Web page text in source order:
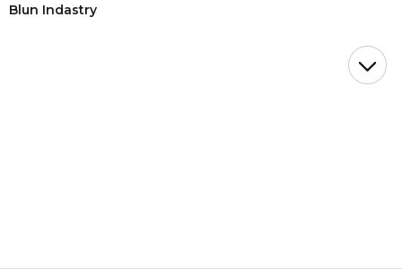
Blun Indastry